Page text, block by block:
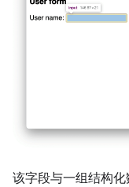
该字段与一组结构